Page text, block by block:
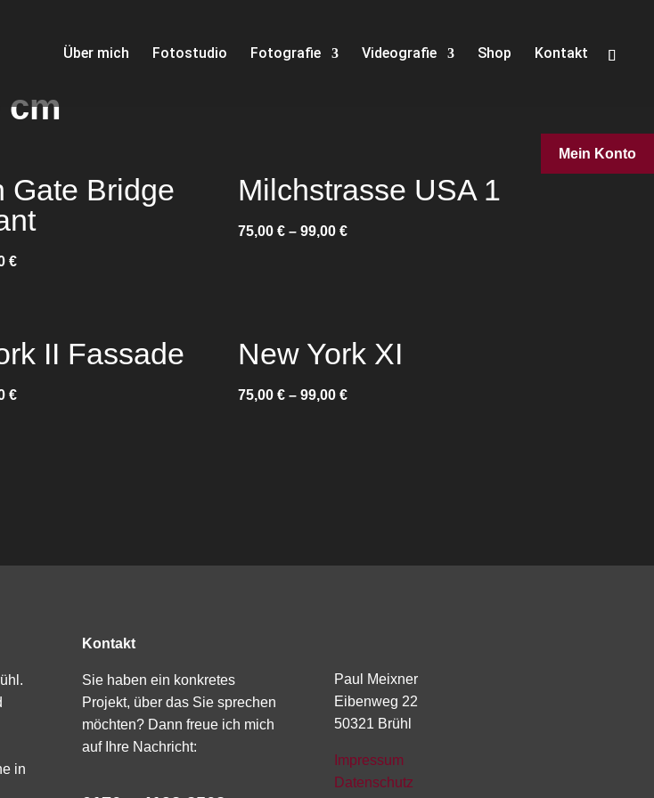
Über mich Fotostudio Fotografie Videografie Shop Kontakt
cm
Gate Bridge
€
Milchstrasse USA 1
75,00€ –99,00€
II Fassade
€
New York XI
75,00€ –99,00€
Mein Konto
in
Kontakt
Sie haben ein konkretes
Projekt, über das Sie sprechen
möchten? Dann freue ich mich
auf Ihre Nachricht:
Paul Meixner
Eibenweg 22
50321 Brühl
Impressum
Datenschutz